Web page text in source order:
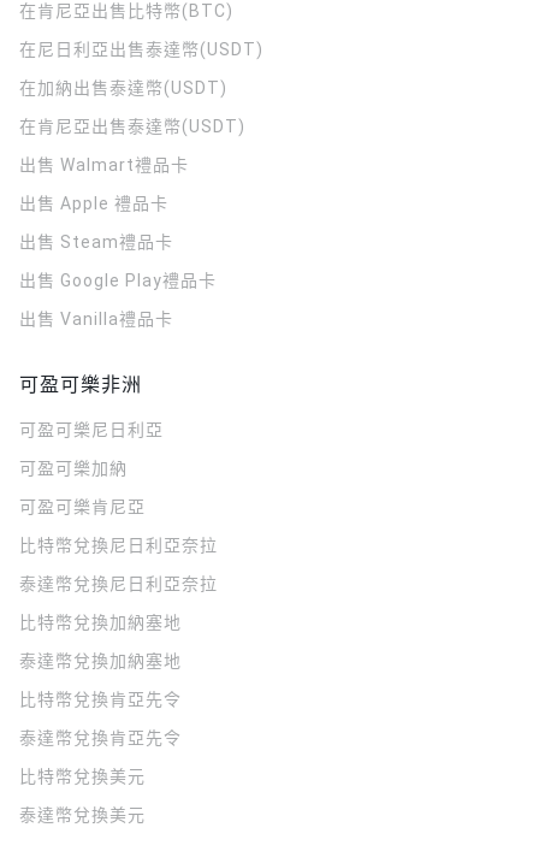
在肯尼亞出售比特幣(BTC)
在尼日利亞出售泰達幣(USDT)
在加納出售泰達幣(USDT)
在肯尼亞出售泰達幣(USDT)
出售 Walmart禮品卡
出售 Apple 禮品卡
出售 Steam禮品卡
出售 Google Play禮品卡
出售 Vanilla禮品卡
可盈可樂非洲
可盈可樂 尼日利亞
可盈可樂加納
可盈可樂肯尼亞
比特幣兌換尼日利亞奈拉
泰達幣兌換尼日利亞奈拉
比特幣兌換加納塞地
泰達幣兌換加納塞地
比特幣兌換肯亞先令
泰達幣兌換肯亞先令
比特幣兌換美元
泰達幣兌換美元